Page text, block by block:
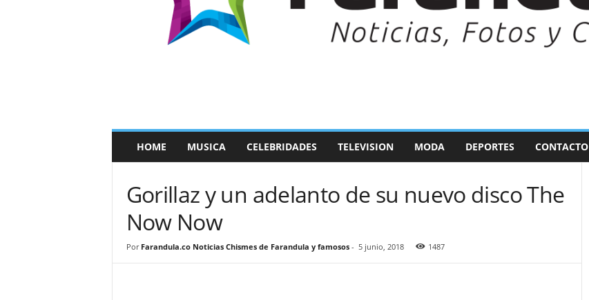
a
a
HOME MUSICA CELEBRIDADES TELEVISION MODA DEPORTES CONTACTO
Gorillaz y un adelanto de su nuevo disco The
Now Now
Por Farandula.co Noticias Chismes de Farandula y famosos- 5 junio, 2018 1487